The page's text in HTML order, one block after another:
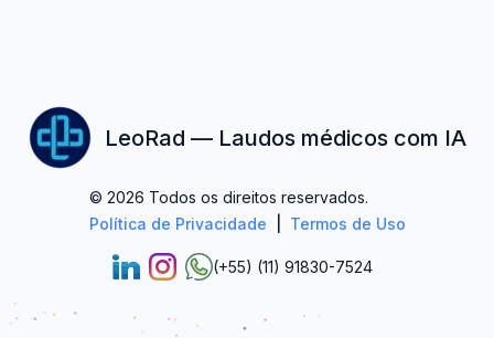
LeoRad — Laudos médicos com IA
© 2026 Todos os direitos reservados.
Política de Privacidade
Termos de Uso
(+55) (11) 91830-7524